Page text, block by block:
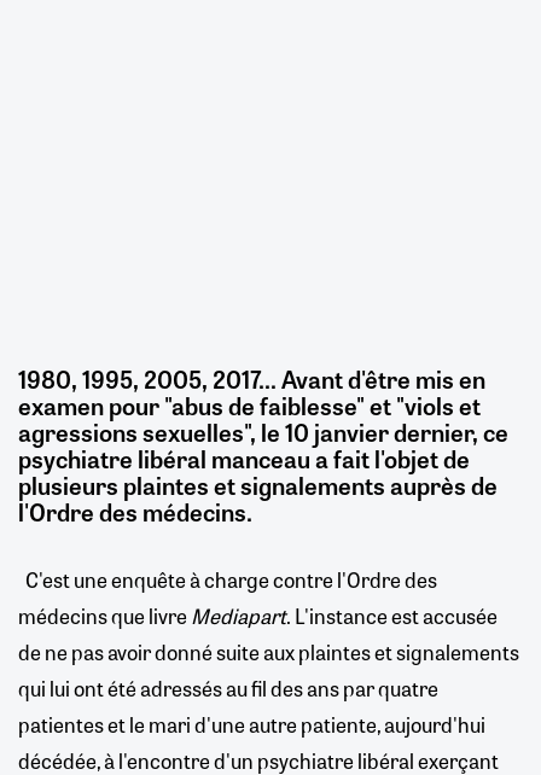
1980, 1995, 2005, 2017… Avant d'être mis en
examen pour "abus de faiblesse" et "viols et
agressions sexuelles", le 10 janvier dernier, ce
psychiatre libéral manceau a fait l'objet de
plusieurs plaintes et signalements auprès de
l'Ordre des médecins.
C'est une enquête à charge contre l'Ordre des
médecins que livre Mediapart. L'instance est accusée
de ne pas avoir donné suite aux plaintes et signalements
qui lui ont été adressés au fil des ans par quatre
patientes et le mari d'une autre patiente, aujourd'hui
décédée, à l'encontre d'un psychiatre libéral exerçant